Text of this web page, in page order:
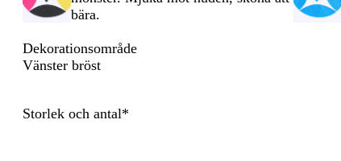
m
l
e
d
o
a
a
i
n
å
bära.
Dekorationsområde
Vänster bröst
Storlek och antal*